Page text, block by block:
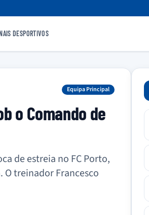
DESPORTIVOS
Equipa Principal
o Comando de
de estreia no FC Porto,
treinador Francesco